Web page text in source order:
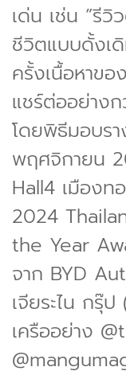
เด่น เช่น ”รีวิ
ชีวิตแบบดั้งเ
ครั้งเนื้อหาขอ
แชร์ต่ออย่าง
โดยพิธีมอบร
พฤศจิกายน
Hall4 เมืองท
2024
the Year
จาก BYD
เจียระไน กรุ๊
เครืออย่าง